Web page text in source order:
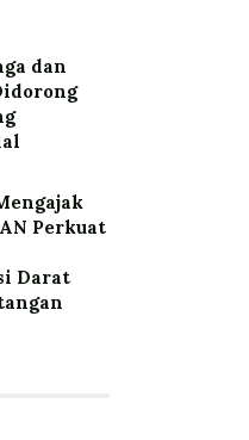
dan
Perkuat
Darat